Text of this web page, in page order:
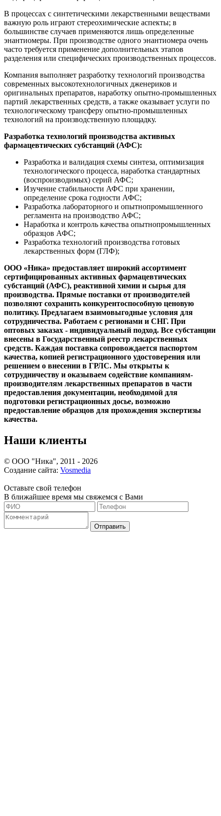
В процессах с синтетическими лекарственными веществами
важную роль играют стереохимические аспекты; в
большинстве случаев применяются лишь определенные
энантиомеры. При производстве одного энантиомера очень
часто требуется применение дополнительных этапов
разделения или специфических производственных процессов.
Компания выполняет разработку технологий производства
современных высокотехнологичных дженериков и
оригинальных препаратов, наработку опытно-промышленных
партий лекарственных средств, а также оказывает услуги по
технологическому трансферу опытно-промышленных
технологий на производственную площадку.
Разработка технологий производства активных
фармацевтических субстанций (АФС):
Разработка и валидация схемы синтеза, оптимизация
технологического процесса, наработка стандартных
(воспроизводимых) серий АФС;
Изучение стабильности АФС при хранении,
определение срока годности АФС;
Разработка лабораторного и опытнопромышленного
регламента на производство АФС;
Наработка и контроль качества опытнопромышленных
образцов АФС;
Разработка технологий производства готовых
лекарственных форм (ГЛФ);
ООО «Ника» предоставляет широкий ассортимент
сертифицированных активных фармацевтических
субстанций (АФС), реактивной химии и сырья для
производства. Прямые поставки от производителей
позволяют сохранить конкурентоспособную ценовую
политику. Предлагаем взаимовыгодные условия для
сотрудничества. Работаем с регионами и СНГ. При
оптовых заказах - индивидуальный подход. Все субстанции
внесены в Государственный реестр лекарственных
средств. Каждая поставка сопровождается паспортом
качества, копией регистрационного удостоверения или
решением о внесении в ГРЛС. Мы открыты к
сотрудничеству и оказываем содействие компаниям-
производителям лекарственных препаратов в части
предоставления документации, необходимой для
подготовки регистрационных досье, возможно
предоставление образцов для прохождения экспертизы
качества.
Наши клиенты
© ООО "Ника", 2011 - 2026
Создание сайта: Vosmedia
Оставьте свой телефон
В ближайшее время мы свяжемся с Вами